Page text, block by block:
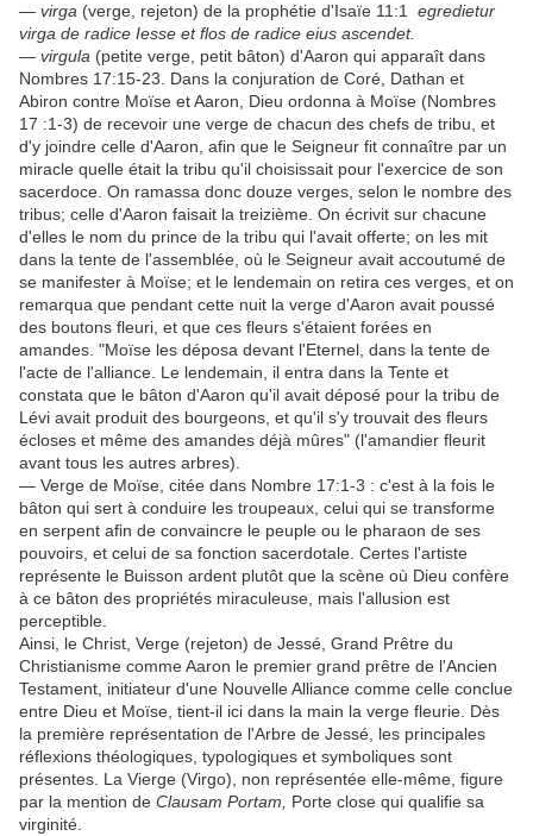
— virga (verge, rejeton) de la prophétie d'Isaïe 11:1 egredietur
virga de radice Iesse et flos de radice eius ascendet.
— virgula (petite verge, petit bâton) d'Aaron qui apparaît dans
Nombres 17:15-23. Dans la conjuration de Coré, Dathan et
Abiron contre Moïse et Aaron, Dieu ordonna à Moïse (Nombres
17 :1-3) de recevoir une verge de chacun des chefs de tribu, et
d'y joindre celle d'Aaron, afin que le Seigneur fit connaître par un
miracle quelle était la tribu qu'il choisissait pour l'exercice de son
sacerdoce. On ramassa donc douze verges, selon le nombre des
tribus; celle d'Aaron faisait la treizième. On écrivit sur chacune
d'elles le nom du prince de la tribu qui l'avait offerte; on les mit
dans la tente de l'assemblée, où le Seigneur avait accoutumé de
se manifester à Moïse; et le lendemain on retira ces verges, et on
remarqua que pendant cette nuit la verge d'Aaron avait poussé
des boutons fleuri, et que ces fleurs s'étaient forées en
amandes. "Moïse les déposa devant l'Eternel, dans la tente de
l'acte de l'alliance. Le lendemain, il entra dans la Tente et
constata que le bâton d'Aaron qu'il avait déposé pour la tribu de
Lévi avait produit des bourgeons, et qu'il s'y trouvait des fleurs
écloses et même des amandes déjà mûres" (l'amandier fleurit
avant tous les autres arbres).
— Verge de Moïse, citée dans Nombre 17:1-3 : c'est à la fois le
bâton qui sert à conduire les troupeaux, celui qui se transforme
en serpent afin de convaincre le peuple ou le pharaon de ses
pouvoirs, et celui de sa fonction sacerdotale. Certes l'artiste
représente le Buisson ardent plutôt que la scène où Dieu confère
à ce bâton des propriétés miraculeuse, mais l'allusion est
perceptible.
Ainsi, le Christ, Verge (rejeton) de Jessé, Grand Prêtre du
Christianisme comme Aaron le premier grand prêtre de l'Ancien
Testament, initiateur d'une Nouvelle Alliance comme celle conclue
entre Dieu et Moïse, tient-il ici dans la main la verge fleurie. Dès
la première représentation de l'Arbre de Jessé, les principales
réflexions théologiques, typologiques et symboliques sont
présentes. La Vierge (Virgo), non représentée elle-même, figure
par la mention de Clausam Portam, Porte close qui qualifie sa
virginité.